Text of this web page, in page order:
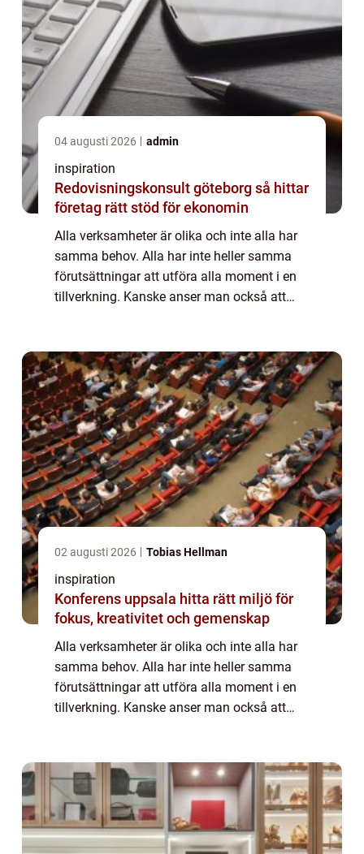
04 augusti 2026 admin
inspiration
Redovisningskonsult göteborg så hittar
företag rätt stöd för ekonomin
Alla verksamheter är olika och inte alla har
samma behov. Alla har inte heller samma
förutsättningar att utföra alla moment i en
tillverkning. Kanske anser man också att
02 augusti 2026 Tobias Hellman
inspiration
Konferens uppsala hitta rätt miljö för
fokus, kreativitet och gemenskap
Alla verksamheter är olika och inte alla har
samma behov. Alla har inte heller samma
förutsättningar att utföra alla moment i en
tillverkning. Kanske anser man också att